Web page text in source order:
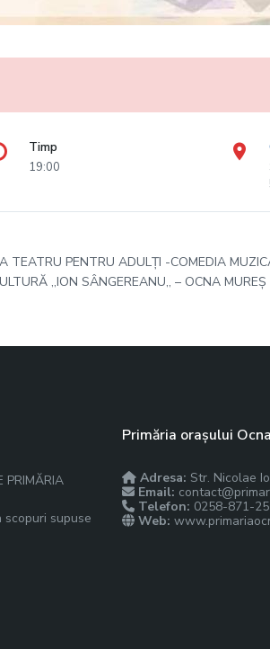
Timp
19:00
PENTRU ADULȚI -COMEDIA
,,ION SÂNGEREANU,, – OCNA MUREȘ
PRIMĂRIA
supuse
Primăria orașului
Adresa: Str. Nicolae
Email:
Telefon: 0258-871-
Web: